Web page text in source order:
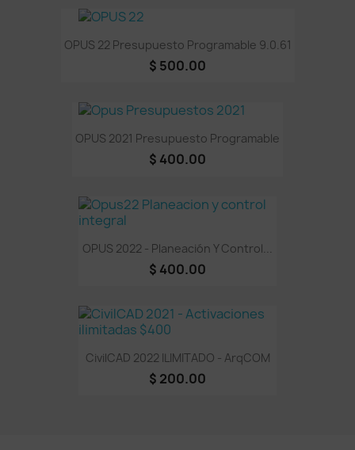
OPUS 22 Presupuesto Programable 9.0.61
$ 500.00
OPUS 2021 Presupuesto Programable
$ 400.00
OPUS 2022 - Planeación Y Control...
$ 400.00
CivilCAD 2022 ILIMITADO - ArqCOM
$ 200.00